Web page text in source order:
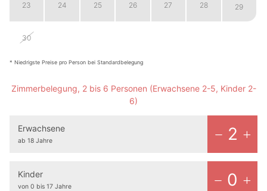
23 24 25 26 27 28 29
30
* Niedrigste Preise pro Person bei Standardbelegung
Zimmerbelegung, 2 bis 6 Personen (Erwachsene 2-5, Kinder 2-
6)
Erwachsene
ab 18 Jahre 2
Kinder
von 0 bis 17 Jahre 0